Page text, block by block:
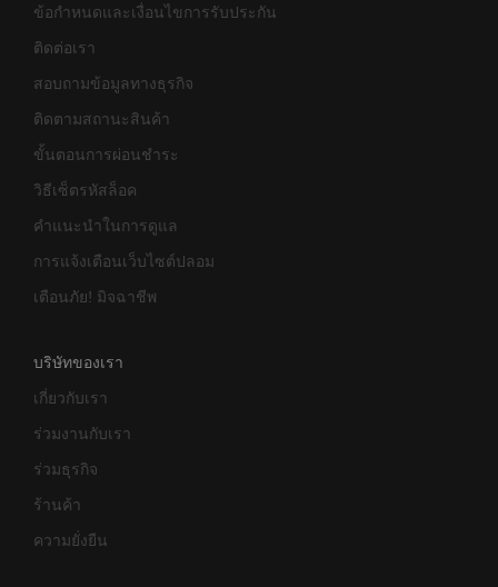
ข้อกำหนดและเงื่อนไขการรับประกัน
ติดต่อเรา
สอบถามข้อมูลทางธุรกิจ
ติดตามสถานะสินค้า
ขั้นตอนการผ่อนชำระ
วิธีเซ็ตรหัสล็อค
คำแนะนำในการดูแล
การแจ้งเตือนเว็บไซต์ปลอม
เตือนภัย! มิจฉาชีพ
บริษัทของเรา
เกี่ยวกับเรา
ร่วมงานกับเรา
ร่วมธุรกิจ
ร้านค้า
ความยั่งยืน